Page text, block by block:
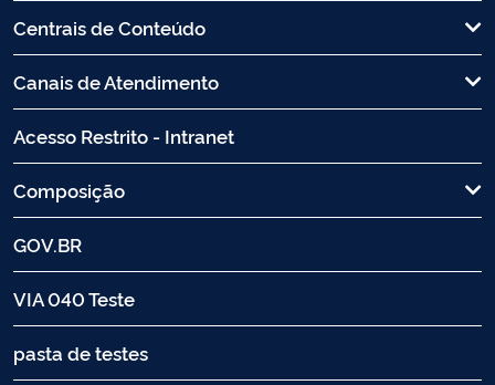
Centrais de Conteúdo
Canais de Atendimento
Acesso Restrito - Intranet
Composição
GOV.BR
VIA 040 Teste
pasta de testes